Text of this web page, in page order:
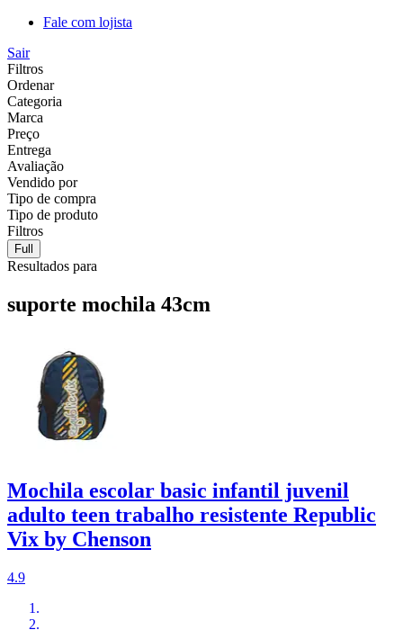
Fale com lojista
Sair
Filtros
Ordenar
Categoria
Marca
Preço
Entrega
Avaliação
Vendido por
Tipo de compra
Tipo de produto
Filtros
Full
Resultados para
suporte mochila 43cm
Mochila escolar basic infantil juvenil
adulto teen trabalho resistente Republic
Vix by Chenson
4.9